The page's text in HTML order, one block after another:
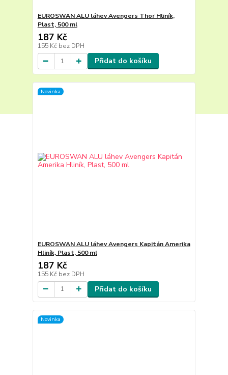
EUROSWAN ALU láhev Avengers Thor Hliník,
Plast, 500 ml
187 Kč
155 Kč bez DPH
Přidat do košíku
Novinka
EUROSWAN ALU láhev Avengers Kapitán Amerika
Hliník, Plast, 500 ml
187 Kč
155 Kč bez DPH
Přidat do košíku
Novinka